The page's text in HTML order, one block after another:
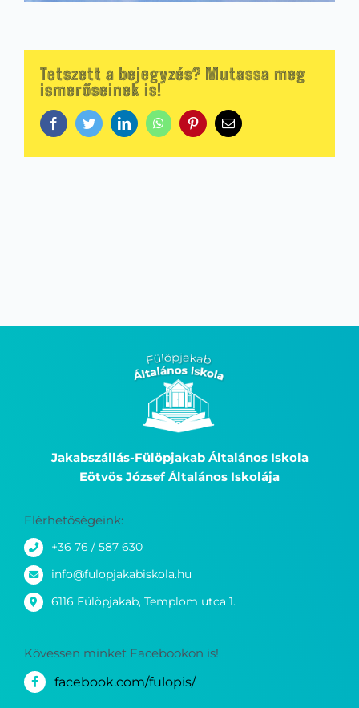
Tetszett a bejegyzés? Mutassa meg
ismerőseinek is!
FacebookTwitterLinkedInWhatsAppPinterestEmail:
Jakabszállás-Fülöpjakab Általános Iskola
Eötvös József Általános Iskolája
Elérhetőségeink:
+36 76 / 587 630
info@fulopjakabiskola.hu
6116 Fülöpjakab, Templom utca 1.
Kövessen minket Facebookon is!
facebook.com/fulopis/